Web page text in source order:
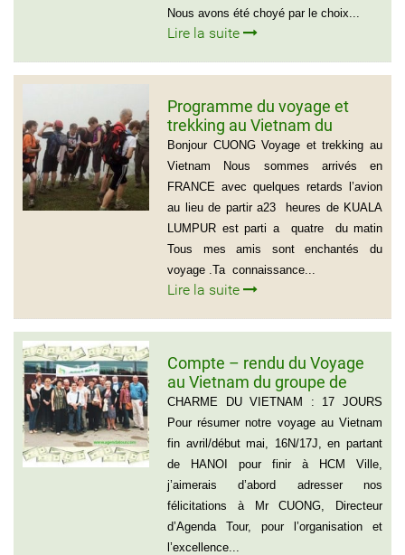
Nous avons été choyé par le choix...
Lire la suite
Programme du voyage et
trekking au Vietnam du
groupe d’amis de Mr Louis
COURTESOLLE (14
personnes)
Bonjour CUONG Voyage et trekking au
Vietnam Nous sommes arrivés en
FRANCE avec quelques retards l’avion
au lieu de partir a23 heures de KUALA
LUMPUR est parti a quatre du matin
Tous mes amis sont enchantés du
voyage .Ta connaissance...
Lire la suite
Compte – rendu du Voyage
au Vietnam du groupe de
Madame ANNA BOVO
(Groupe de 21 personnes) –
Français
CHARME DU VIETNAM : 17 JOURS
Pour résumer notre voyage au Vietnam
fin avril/début mai, 16N/17J, en partant
de HANOI pour finir à HCM Ville,
j’aimerais d’abord adresser nos
félicitations à Mr CUONG, Directeur
d’Agenda Tour, pour l’organisation et
l’excellence...